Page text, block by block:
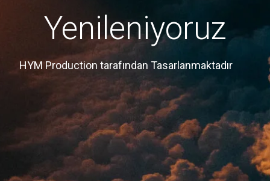
Yenileniyoruz
HYM Production tarafından Tasarlanmaktadır